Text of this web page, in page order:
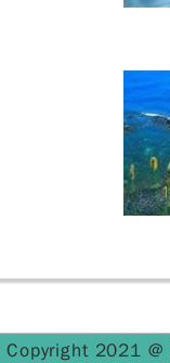
Copyright 2021 @